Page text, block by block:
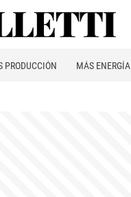
PRODUCCIÓN MÁS ENERGÍA